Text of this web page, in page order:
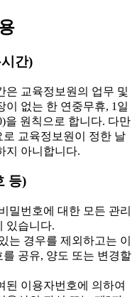
간)
은 교육정보원의 업무 및
이 없는 한 연중무휴, 1일
을 원칙으로 합니다. 다만
교육정보원이 정한 날
지 아니합니다.
등)
밀번호에 대한 모든 관리
있습니다.
는 경우를 제외하고는 이
공유, 양도 또는 변경할
이용자번호에 의하여